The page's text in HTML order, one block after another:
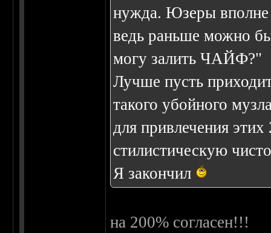
нужда. Юзеры вполне
ведь раньше можно
могу залить ЧАЙФ?"
Лучше пусть
такого убойного
для привлечения
стилистическую
Я закончил
на 200% согласен!!!